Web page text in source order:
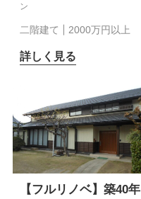
ン
二階建て 2000万円以上
詳しく見る
【フルリノベ】築40年